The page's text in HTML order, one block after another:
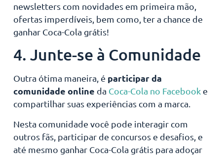
newsletters com novidades em primeira mão,
ofertas imperdíveis, bem como, ter a chance de
ganhar Coca-Cola grátis!
4. Junte-se à Comunidade
Outra ótima maneira, é participar da
comunidade online da Coca-Cola no Facebook e
compartilhar suas experiências com a marca.
Nesta comunidade você pode interagir com
outros fãs, participar de concursos e desafios, e
até mesmo ganhar Coca-Cola grátis para adoçar